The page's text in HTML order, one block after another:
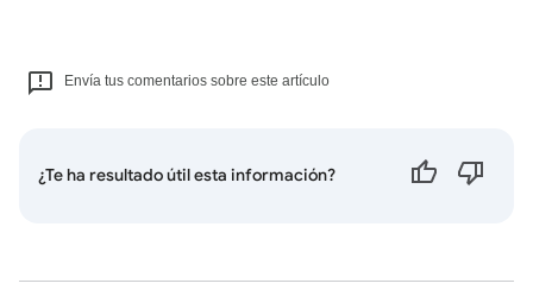
Envía tus comentarios sobre este artículo
¿Te ha resultado útil esta información?